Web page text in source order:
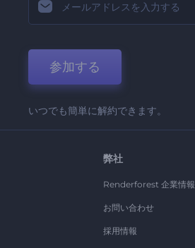
参加する
いつでも簡単に解約できます。
弊社
Renderforest 企業情報
お問い合わせ
採用情報